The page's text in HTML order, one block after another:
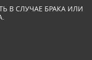
В СЛУЧАЕ БРАКА ИЛИ